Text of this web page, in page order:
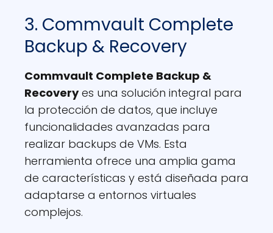
3. Commvault Complete
Backup & Recovery
Commvault Complete Backup &
Recoveryes una solución integral para
la protección de datos, que incluye
funcionalidades avanzadas para
realizar backups de VMs. Esta
herramienta ofrece una amplia gama
de características y está diseñada para
adaptarse a entornos virtuales
complejos.